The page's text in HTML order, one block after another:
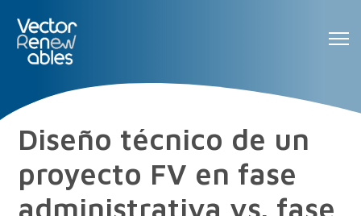
Diseño técnico de un
proyecto FV en fase
administrativa vs. fase